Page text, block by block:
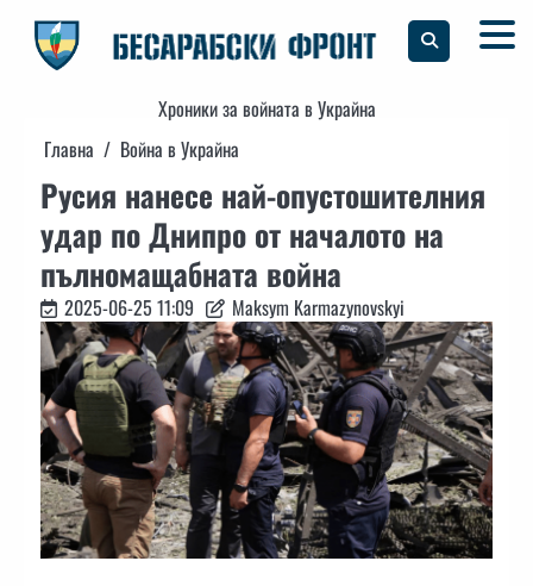
content
Хроники за войната в Украйна
Главна
Война в Украйна
Русия нанесе най-опустошителния
удар по Днипро от началото на
пълномащабната война
2025-06-25 11:09 Maksym Karmazynovskyi